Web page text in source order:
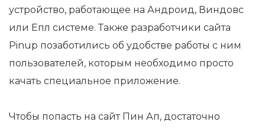
устройство, работающее на Андроид, Виндовс
или Епл системе. Также разработчики сайта
Pinup позаботились об удобстве работы с ним
пользователей, которым необходимо просто
качать специальное приложение.
Чтобы попасть на сайт Пин Ап, достаточно